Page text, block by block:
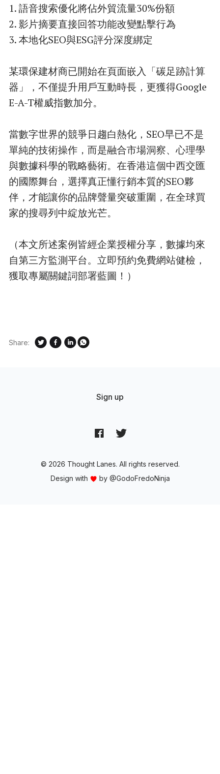
1. 語音搜索優化將佔外貿流量30%份額
2. 影片摘要直接回答功能改變點擊行為
3. 本地化SEO與ESG評分深度綁定
某環保建材商已開始在頁面嵌入「碳足跡計算
器」，不僅提升用戶互動時長，更獲得Google
E-A-T權威指數加分。
當數字世界的競爭日趨白熱化，SEO早已不是
單純的技術操作，而是融合市場洞察、心理學
與數據科學的戰略藝術。在香港這個中西交匯
的國際舞台，選擇真正懂行銷本質的SEO夥
伴，才能讓你的品牌聲量突破重圍，在全球買
家的搜尋列中綻放光芒。
（本文所述案例皆經企業授權分享，數據均來
自第三方監測平台。立即預約免費網站健檢，
獲取專屬關鍵詞部署藍圖！）
Share:
© 2026 Thought Lanes. All rights reserved.
Design with
by @GodoFredoNinja
Sign up